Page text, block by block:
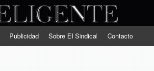
Publicidad Sobre El Sindical Contacto